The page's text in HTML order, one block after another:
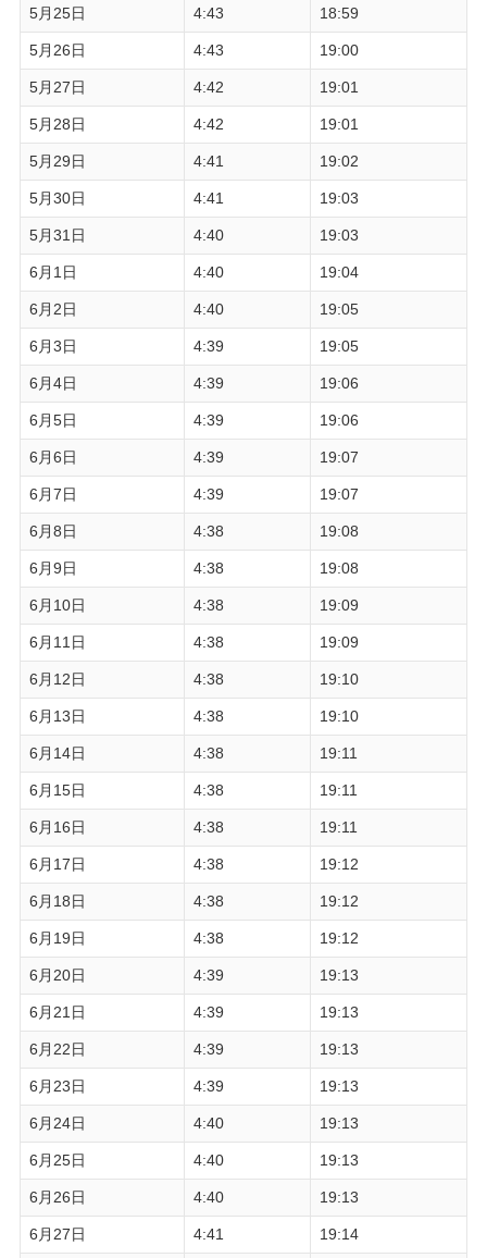
5月25日 4:43 18:59
5月26日 4:43 19:00
5月27日 4:42 19:01
5月28日 4:42 19:01
5月29日 4:41 19:02
5月30日 4:41 19:03
5月31日 4:40 19:03
6月1日 4:40 19:04
6月2日 4:40 19:05
6月3日 4:39 19:05
6月4日 4:39 19:06
6月5日 4:39 19:06
6月6日 4:39 19:07
6月7日 4:39 19:07
6月8日 4:38 19:08
6月9日 4:38 19:08
6月10日 4:38 19:09
6月11日 4:38 19:09
6月12日 4:38 19:10
6月13日 4:38 19:10
6月14日 4:38 19:11
6月15日 4:38 19:11
6月16日 4:38 19:11
6月17日 4:38 19:12
6月18日 4:38 19:12
6月19日 4:38 19:12
6月20日 4:39 19:13
6月21日 4:39 19:13
6月22日 4:39 19:13
6月23日 4:39 19:13
6月24日 4:40 19:13
6月25日 4:40 19:13
6月26日 4:40 19:13
6月27日 4:41 19:14